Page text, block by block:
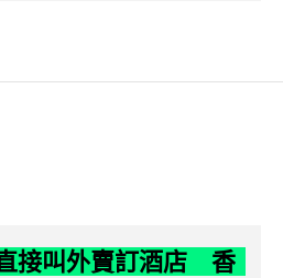
接叫外賣訂酒店 香